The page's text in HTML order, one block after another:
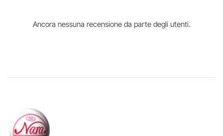
Ancora nessuna recensione da parte degli utenti.